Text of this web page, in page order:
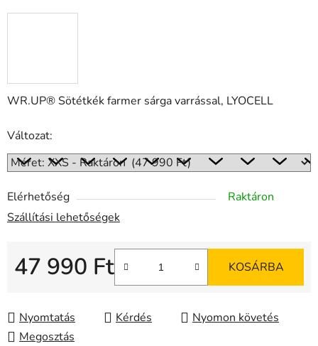
WR.UP® Sötétkék farmer sárga varrással, LYOCELL
Változat:
Elérhetőség
Raktáron
Szállítási lehetőségek
47 990 Ft KOSÁRBA
Nyomtatás Kérdés
Nyomon követés
Megosztás